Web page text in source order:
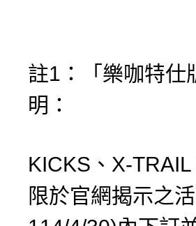
註1：「樂咖特仕
明：
KICKS、X-
限於官網揭示之